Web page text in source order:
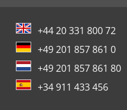
+44 20 331 800 72
+49 201 857 861 0
+49 201 857 861 80
+34 911 433 456